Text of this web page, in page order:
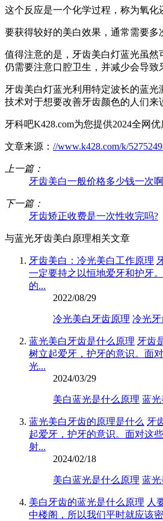
这个反应是一个化学过程，称为氧化
要获得较好的美白效果，通常需要
值得注意的是，牙齿美白灯蓝光虽
仍需要注意口腔卫生，并减少会导致
牙齿美白灯蓝光利用特定波长的蓝
技术对于想要改善牙齿颜色的人们来
牙科吧K428.com为您提供2024全网
文章来源： //www.k428.com/k/
上一篇：
牙齿美白一般价格多少钱一次啊
下一篇：
牙齿矫正收费是一次性收完吗?
与蓝光牙齿美白原理相关文章
牙齿美白：冷光美白工作原理
一定要持之以恒地爱牙和护牙
的...
2022/08/29
冷光美白牙齿原理 冷光
蓝光美白牙齿是什么原理 牙齿
树立起爱牙，护牙的意识。面
光...
2024/03/29
美白蓝光是什么原理 蓝光
蓝光美白牙齿的原理是什么 牙
起爱牙，护牙的意识。面对这
射...
2024/02/18
美白蓝光是什么原理 蓝光
美白牙齿的蓝光是什么原理 人
中楼阁，所以我们平时就应该